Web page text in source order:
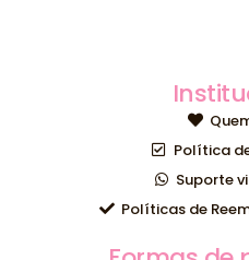
Política
Suporte
Políticas de